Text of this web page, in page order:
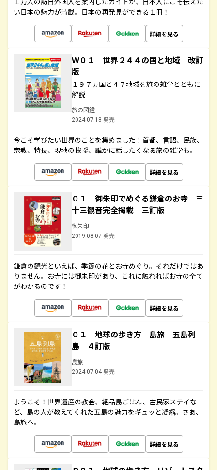
い日本の魅力が満載。日本の再発見ができる１冊！
詳細を見る
Ｗ０１ 世界２４４の国と地域 改訂
版
１９７ヵ国と４７地域を旅の雑学とともに
解説
旅の図鑑
2024.07.18 発売
今こそ学びたい世界のことを集めました！首都、言語、民族、
宗教、特長、現地の挨拶、誰かに話したくなる旅の雑学も。
詳細を見る
０１ 御朱印でめぐる鎌倉のお寺 三
十三観音完全掲載 三訂版
御朱印
2019.08.07 発売
鎌倉の観光といえば、季節の花とお寺めぐり。それだけではあ
りません。お寺には御朱印があり、これに触れればお寺の全て
がわかるのです！
詳細を見る
０１ 地球の歩き方 島旅 五島列
島 ４訂版
島旅
2024.07.04 発売
ようこそ！世界遺産の教会、絶品島ごはん、古民家ステイな
ど、島の人が教えてくれた五島の魅力をギュッと凝縮。さあ、
島旅へ。
詳細を見る